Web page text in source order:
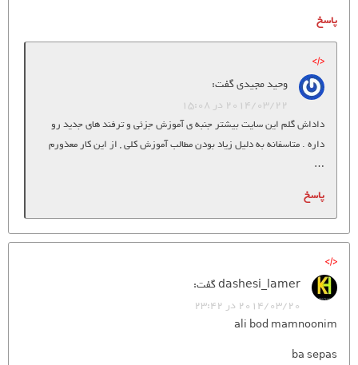
پاسخ
وحید مجیدیگفت:
2014/03/22 در 15:08
داداش گلم این سایت بیشتر جنبه ی آموزش جزئی و ترفند های جدید رو
داره . متاسفانه به دلیل زیاد بودن مطالب آموزش کلی , از این کار معذورم
…
پاسخ
dashesi_lamerگفت:
2014/03/20 در 23:42
ali bod mamnoonim
ba sepas